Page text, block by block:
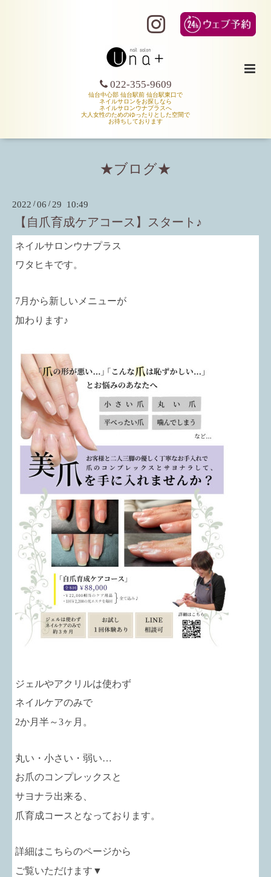
022-355-9609
仙台中心部 仙台駅前 仙台駅東口で
ネイルサロンをお探しなら
ネイルサロンウナプラスへ
大人女性のためのゆったりとした空間で
お待ちしております
★ブログ★
2022 /06 / 29 10:49
【自爪育成ケアコース】スタート♪
ネイルサロンウナプラス
ワタヒキです。
7月から新しいメニューが
加わります♪
ジェルやアクリルは使わず
ネイルケアのみで
2か月半～3ヶ月。
丸い・小さい・弱い…
お爪のコンプレックスと
サヨナラ出来る、
爪育成コースとなっております。
詳細はこちらのページから
ご覧いただけます▼